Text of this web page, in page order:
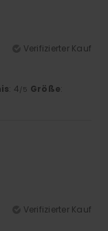
Verifizierter Kauf
: 4/5 Größe:
Verifizierter Kauf